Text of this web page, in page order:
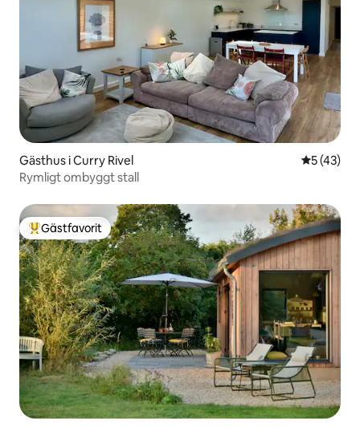
Gästhus i Curry Rivel 5 av 5 i
5 (43)
Rymligt ombyggt stall
Populär gästfavorit
Gästfavorit